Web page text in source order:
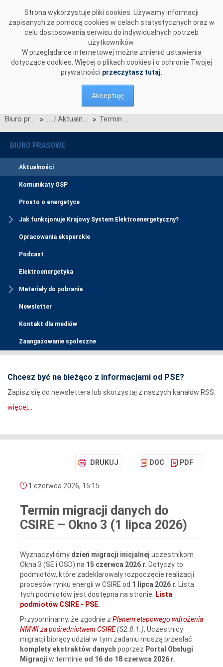
Strona wykorzystuje pliki cookies. Używamy informacji
zapisanych za pomocą cookies w celach statystycznych oraz w
celu dostosowania serwisu do indywidualnych potrzeb
użytkowników.
W przeglądarce internetowej można zmienić ustawienia
dotyczące cookies. Więcej o plikach cookies i o ochronie Twojej
prywatności przeczytasz tutaj
Akceptuję
Biuro prasowe > Aktualności > Termin migracji danych do CSIRE – Okno 3 (1 lipca 2026)
BIURO PRASOWE
Aktualności
Komunikaty OSP
Prosto o energetyce
Jak funkcjonuje Krajowy System Elektroenergetyczny?
Opracowania eksperckie
Podcast
Elektroenergetyka
Materiały do pobrania
Newsletter
Kontakt dla mediów
Zaangażowanie społeczne
Chcesz być na bieżąco z informacjami od PSE?
Zapisz się do newslettera lub skorzystaj z naszych kanałów RSS.
więcej...
DRUKUJ DOC PDF
1 czerwca 2026, 15:15
Termin migracji danych do
CSIRE – Okno 3 (1 lipca 2026)
Wyznaczyliśmy dzień migracji inicjalnej uczestnikom
Okna 3 (SE i OSD) na 15 czerwca 2026 r. Dotyczy to
podmiotów, które zadeklarowały rozpoczęcie realizacji
procesów rynku energii w CSIRE od 1 lipca 2026 r. Lista
tych podmiotów jest dostępna na stronie: Lista
podmiotów CSIRE - PSE.
Przypominamy, że zgodnie z Planem etapowego wdrożenia
NMWI za pośrednictwem CSIRE(S2.8.1.), Uczestnicy
migracji biorący udział w tym zadaniu muszą przesłać
komplety ekstraktów danych poprzez Portal Obsługi
Migracji w terminie od 16 do 18 czerwca 2026 r.